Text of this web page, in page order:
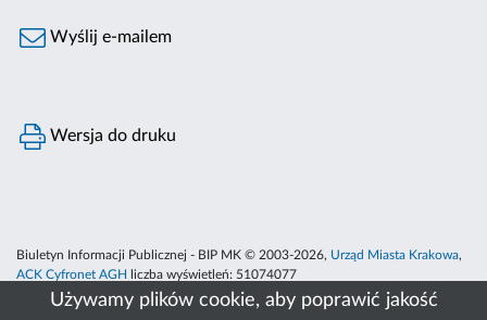
Używamy plików cookie, aby poprawić jakość
Wyślij e-mailem
Wersja do druku
Biuletyn Informacji Publicznej - BIP MK © 2003-2026, Urząd Miasta Krakowa,
ACK Cyfronet AGH
liczba wyświetleń: 51074077